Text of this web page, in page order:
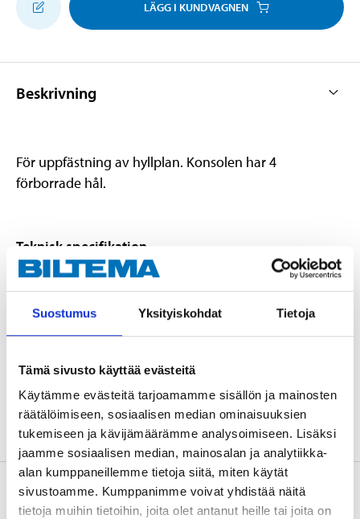
Suostumus Yksityiskohdat Tietoja
Tämä sivusto käyttää evästeitä
Käytämme evästeitä tarjoamamme sisällön ja mainosten
räätälöimiseen, sosiaalisen median ominaisuuksien
tukemiseen ja kävijämäärämme analysoimiseen. Lisäksi
jaamme sosiaalisen median, mainosalan ja analytiikka-
alan kumppaneillemme tietoja siitä, miten käytät
sivustoamme. Kumppanimme voivat yhdistää näitä
tietoja muihin tietoihin, joita olet antanut heille tai joita on
LÄGG I KUNDVAGNEN
Beskrivning
För uppfästning av hyllplan. Konsolen har 4
förborrade hål.
Teknisk specifikation
Träslag
Gummiträ
Max belastning
20 kg
Höjd
Djup
240 mm
Om tillverkaren